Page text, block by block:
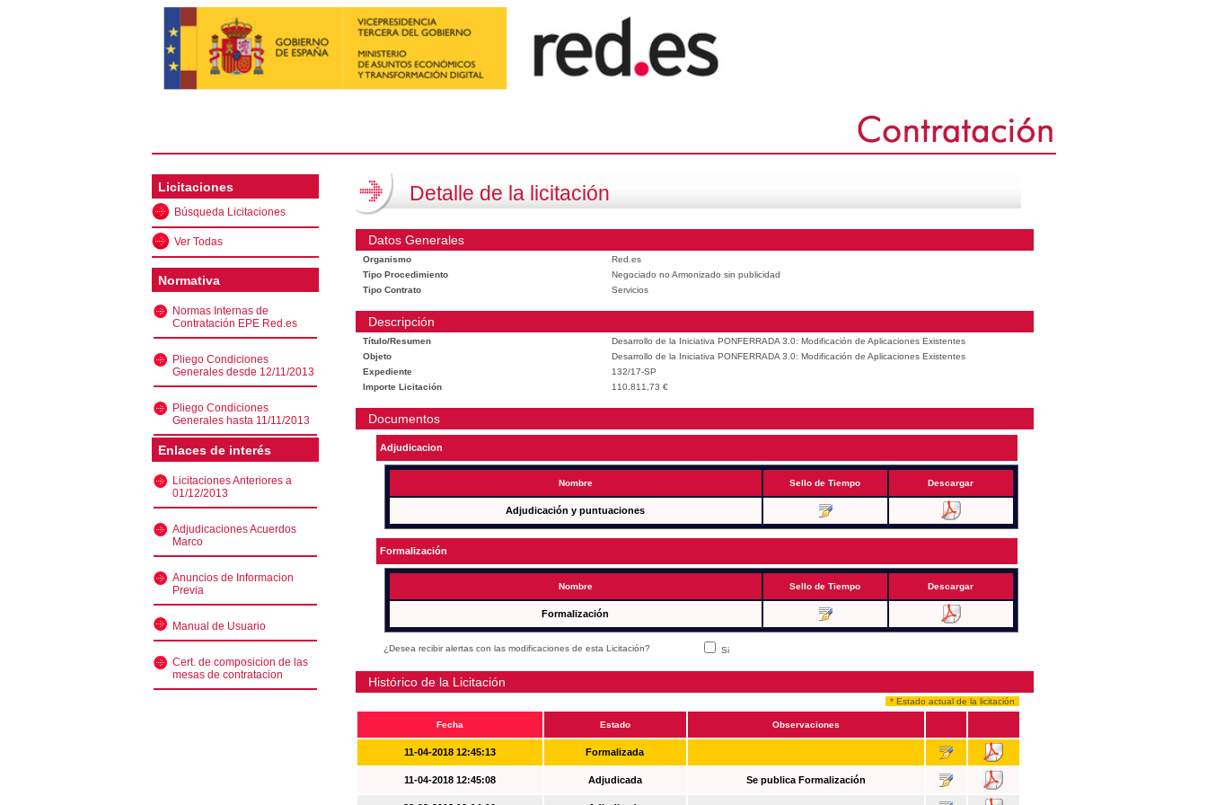
Licitaciones
Búsqueda Licitaciones
Ver Todas
Normativa
Normas Internas de
Contratación EPE Red.es
Pliego Condiciones
Generales desde 12/11/2013
Pliego Condiciones
Generales hasta 11/11/2013
Enlaces de interés
Licitaciones Anteriores a
01/12/2013
Adjudicaciones Acuerdos
Marco
Anuncios de Informacion
Previa
Manual de Usuario
Cert. de composicion de las
mesas de contratacion
Detalle de la licitación
Datos Generales
Organismo
Red.es
Tipo Procedimiento
Negociado no Armonizado sin publicidad
Tipo Contrato
Servicios
Descripción
Título/Resumen
Desarrollo de la Iniciativa PONFERRADA 3.0: Modificación de Aplicaciones Existentes
Objeto
Desarrollo de la Iniciativa PONFERRADA 3.0: Modificación de Aplicaciones Existentes
Expediente
132/17-SP
Importe Licitación
110.811,73 €
Documentos
Adjudicacion
Nombre Sello de Tiempo Descargar
Adjudicación y puntuaciones
Formalización
Nombre Sello de Tiempo Descargar
Formalización
¿Desea recibir alertas con las modificaciones de esta Licitación? Si
Histórico de la Licitación
* Estado actual de la licitación
Fecha Estado Observaciones
11-04-2018 12:45:13 Formalizada
11-04-2018 12:45:08 Adjudicada Se publica Formalización